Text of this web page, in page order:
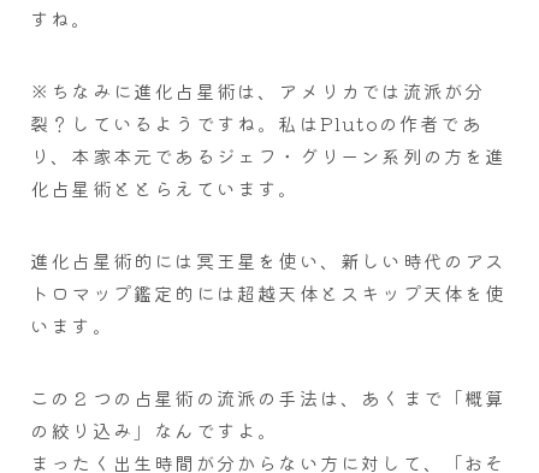
すね。
※ちなみに進化占星術は、アメリカでは流派が分
裂？しているようですね。私はPlutoの作者であ
り、本家本元であるジェフ・グリーン系列の方を進
化占星術ととらえています。
進化占星術的には冥王星を使い、新しい時代のアス
トロマップ鑑定的には超越天体とスキップ天体を使
います。
この２つの占星術の流派の手法は、あくまで「概算
の絞り込み」なんですよ。
まったく出生時間が分からない方に対して、「おそ